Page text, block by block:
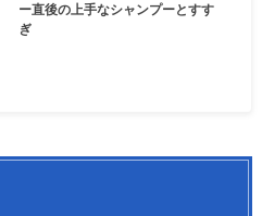
ー直後の上手なシャンプーとすす
ぎ